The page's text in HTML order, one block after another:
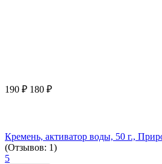
190 ₽ 180 ₽
Кремень, активатор воды, 50 г.,
(Отзывов: 1)
5